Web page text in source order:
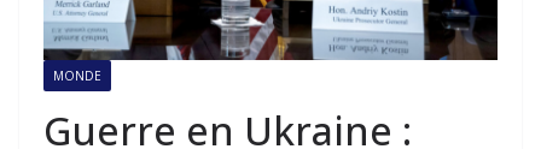
MONDE
Guerre en Ukraine :